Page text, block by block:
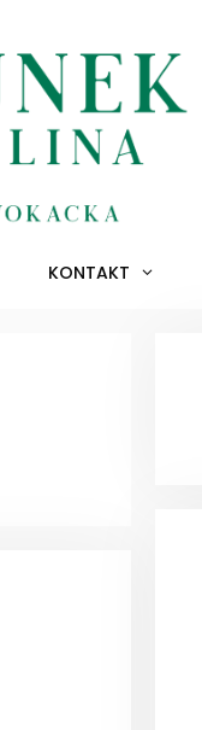
KONTAKT